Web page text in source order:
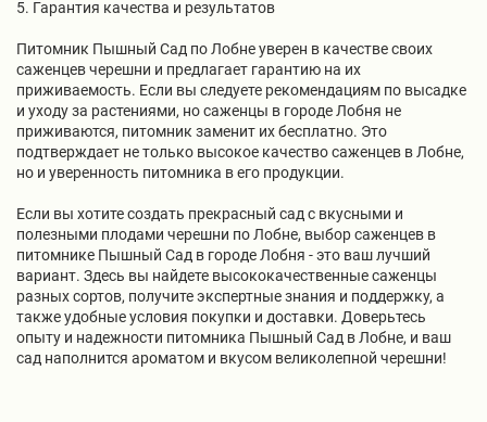
5. Гарантия качества и результатов
Питомник Пышный Сад по Лобне уверен в качестве своих
саженцев черешни и предлагает гарантию на их
приживаемость. Если вы следуете рекомендациям по высадке
и уходу за растениями, но саженцы в городе Лобня не
приживаются, питомник заменит их бесплатно. Это
подтверждает не только высокое качество саженцев в Лобне,
но и уверенность питомника в его продукции.
Если вы хотите создать прекрасный сад с вкусными и
полезными плодами черешни по Лобне, выбор саженцев в
питомнике Пышный Сад в городе Лобня - это ваш лучший
вариант. Здесь вы найдете высококачественные саженцы
разных сортов, получите экспертные знания и поддержку, а
также удобные условия покупки и доставки. Доверьтесь
опыту и надежности питомника Пышный Сад в Лобне, и ваш
сад наполнится ароматом и вкусом великолепной черешни!